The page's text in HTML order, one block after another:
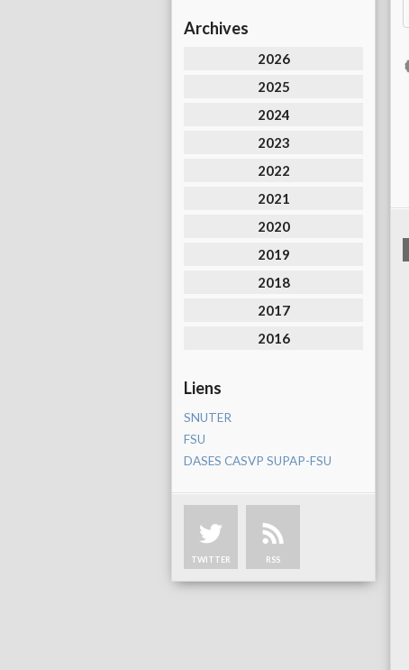
Archives
2026
2025
2024
2023
2022
2021
2020
2019
2018
2017
2016
Liens
SNUTER
FSU
DASES CASVP SUPAP-FSU
TWITTER RSS